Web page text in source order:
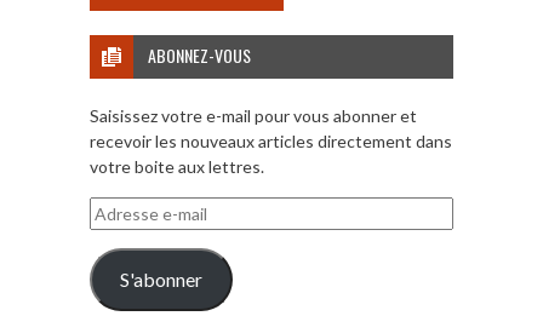
ABONNEZ-VOUS
Saisissez votre e-mail pour vous abonner et
recevoir les nouveaux articles directement dans
votre boite aux lettres.
Adresse
e-
mail
S'abonner